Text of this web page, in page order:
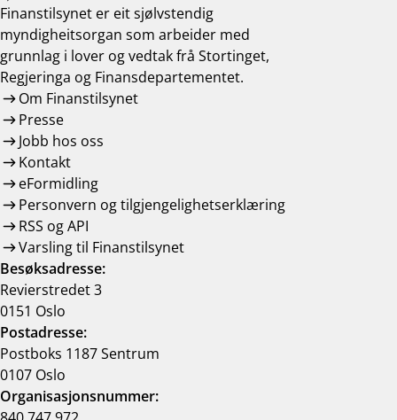
Finanstilsynet er eit sjølvstendig
myndigheitsorgan som arbeider med
grunnlag i lover og vedtak frå Stortinget,
Regjeringa og Finansdepartementet.
Om Finanstilsynet
Presse
Jobb hos oss
Kontakt
eFormidling
Personvern og tilgjengelighetserklæring
RSS og API
Varsling til Finanstilsynet
Besøksadresse:
Revierstredet 3
0151 Oslo
Postadresse:
Postboks 1187 Sentrum
0107 Oslo
Organisasjonsnummer: